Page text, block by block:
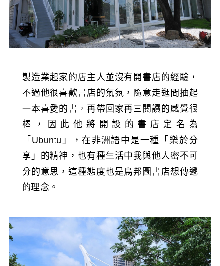
製造業起家的店主人並沒有開書店的經驗，
不過他很喜歡書店的氣氛，隨意走逛間抽起
一本喜愛的書，再帶回家再三閱讀的感覺很
棒，因此他將開設的書店定名為
「Ubuntu」，在非洲語中是一種「樂於分
享」的精神，也有種生活中我與他人密不可
分的意思，這種態度也是烏邦圖書店想傳遞
的理念。